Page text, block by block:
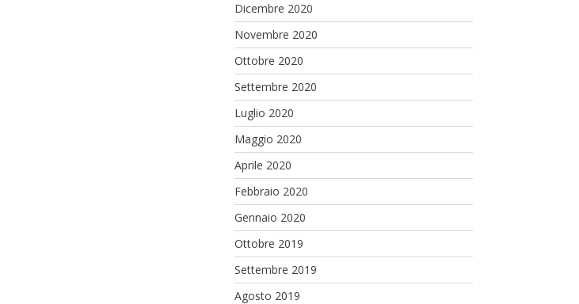
Dicembre 2020
Novembre 2020
Ottobre 2020
Settembre 2020
Luglio 2020
Maggio 2020
Aprile 2020
Febbraio 2020
Gennaio 2020
Ottobre 2019
Settembre 2019
Agosto 2019